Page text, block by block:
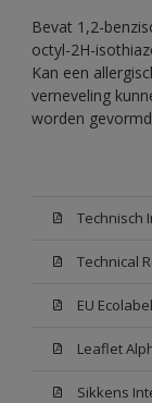
Bevat 1,2-
octyl-2H-
Kan een
verneveling
worden
EU
Leaflet